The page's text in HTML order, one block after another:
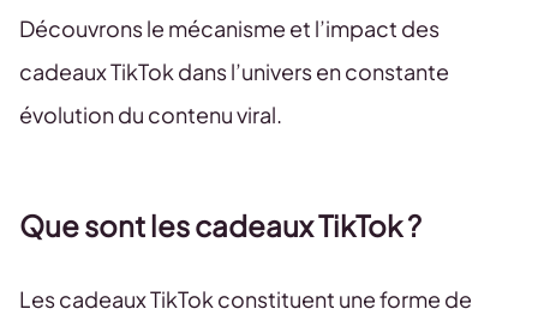
Découvrons le mécanisme et l’impact des
cadeaux TikTok dans l’univers en constante
évolution du contenu viral.
Que sont les cadeaux TikTok ?
Les cadeaux TikTok constituent une forme de